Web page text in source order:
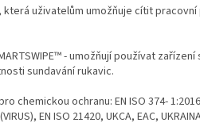
uživatelům umožňuje cítit pracovní
- umožňují používat
sundavání rukavic.
chemickou ochranu: EN ISO 374-
EN ISO 21420, UKCA, EAC,